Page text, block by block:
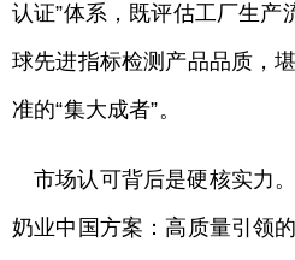
认证”体系，既评估工厂生产
球先进指标检测产品品质，
准的“集大成者”。
市场认可背后是硬核实力
奶业中国方案：高质量引领